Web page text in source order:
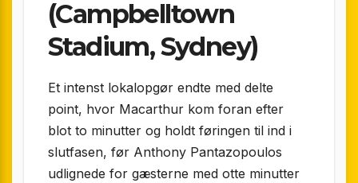
(Campbelltown
Stadium, Sydney)
Et intenst lokalopgør endte med delte
point, hvor Macarthur kom foran efter
blot to minutter og holdt føringen til ind i
slutfasen, før Anthony Pantazopoulos
udlignede for gæsterne med otte minutter